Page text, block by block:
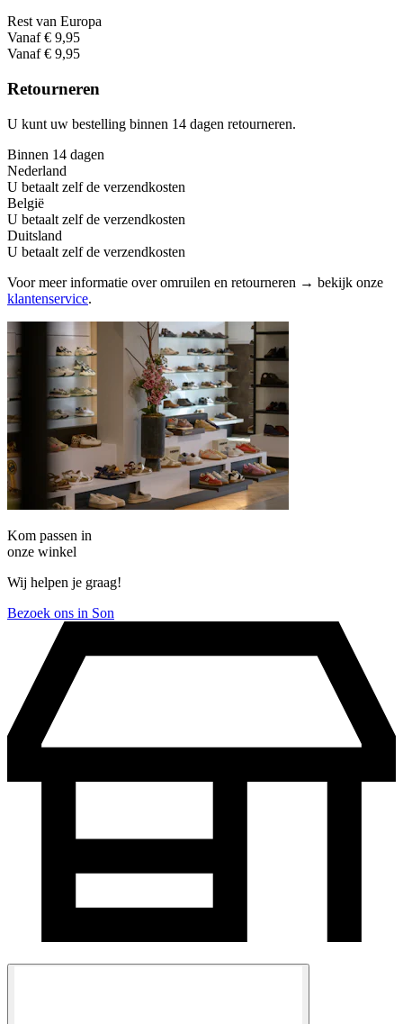
Rest van Europa
Vanaf € 9,95
Vanaf € 9,95
Retourneren
U kunt uw bestelling binnen 14 dagen retourneren.
Binnen 14 dagen
Nederland
U betaalt zelf de verzendkosten
België
U betaalt zelf de verzendkosten
Duitsland
U betaalt zelf de verzendkosten
Voor meer informatie over omruilen en retourneren → bekijk onze
klantenservice.
Kom passen in
onze winkel
Wij helpen je graag!
Bezoek ons in Son